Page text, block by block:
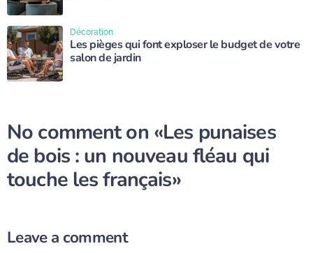
Les pièges qui font exploser le budget de votre
salon de jardin
Décoration
No comment on «Les punaises
de bois : un nouveau fléau qui
touche les français»
Leave a comment